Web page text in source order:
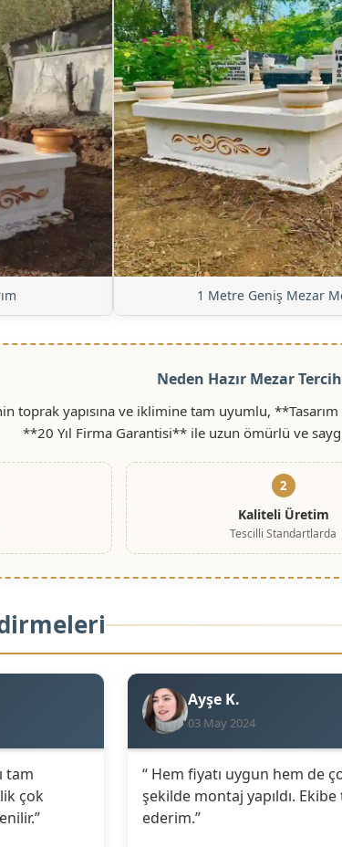
1 Metre Geniş Mezar
Neden Hazır Mezar
toprak yapısına ve iklimine tam uyumlu,
**20 Yıl Firma Garantisi** ile uzun ömürlü ve
2
Kaliteli Üretim
Tescilli Standartlarda
tam
çok
Ayşe K.
03 May 2024
“ Hem fiyatı uygun hem de
şekilde montaj yapıldı.
ederim.”